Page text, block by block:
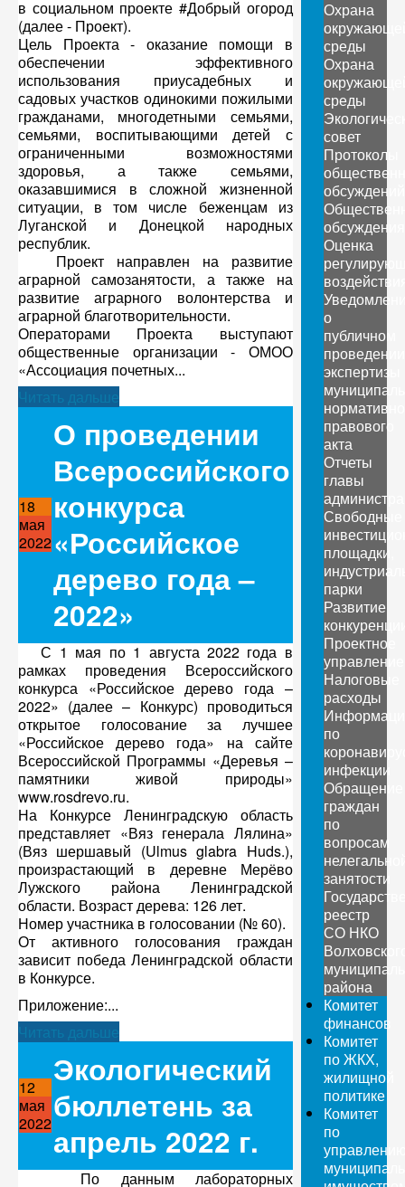
в социальном проекте #Добрый огород
(далее - Проект).
Цель Проекта - оказание помощи в
обеспечении эффективного
использования приусадебных и
садовых участков одинокими пожилыми
гражданами, многодетными семьями,
семьями, воспитывающими детей с
ограниченными возможностями
здоровья, а также семьями,
оказавшимися в сложной жизненной
ситуации, в том числе беженцам из
Луганской и Донецкой народных
республик.
Проект направлен на развитие
аграрной самозанятости, а также на
развитие аграрного волонтерства и
аграрной благотворительности.
Операторами Проекта выступают
общественные организации - ОМОО
«Ассоциация почетных...
Читать дальше
18
мая
2022
О проведении
Всероссийского
конкурса
«Российское
дерево года –
2022»
С 1 мая по 1 августа 2022 года в
рамках проведения Всероссийского
конкурса «Российское дерево года –
2022» (далее – Конкурс) проводиться
открытое голосование за лучшее
«Российское дерево года» на сайте
Всероссийской Программы «Деревья –
памятники живой природы»
www.rosdrevo.ru.
На Конкурсе Ленинградскую область
представляет «Вяз генерала Лялина»
(Вяз шершавый (Ulmus glabra Huds.),
произрастающий в деревне Мерёво
Лужского района Ленинградской
области. Возраст дерева: 126 лет.
Номер участника в голосовании (№ 60).
От активного голосования граждан
зависит победа Ленинградской области
в Конкурсе.
Приложение:...
Читать дальше
12
мая
2022
Экологический
бюллетень за
апрель 2022 г.
По данным лабораторных
Охрана
среды
Охрана
среды
совет
Протоколы
обсуждений
обсуждения
Оценка
о
публичном
проведении
экспертизы
правового
акта
Отчеты
главы
Свободные
площадки,
парки
Развитие
Проектное
управление
Налоговые
расходы
по
инфекции
Обращение
граждан
по
вопросам
занятости
реестр
СО НКО
района
Комитет
финансов
Комитет
по ЖКХ,
жилищной
политике
Комитет
по